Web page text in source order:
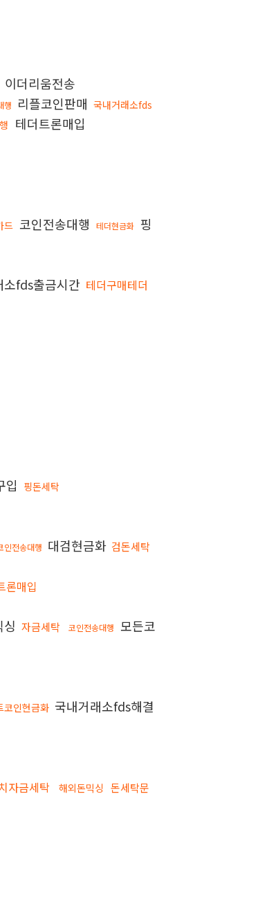
이더리움전송
행 리플코인판매 국내거래소fds
테더트론매입
드 코인전송대행 테더현금화 핑
소fds출금시간 테더구매테더
입 핑돈세탁
인전송대행 대검현금화 검돈세탁
론매입
싱 자금세탁 코인전송대행
모든코
코인현금화 국내거래소fds해결
자금세탁 해외돈믹싱 돈세탁문